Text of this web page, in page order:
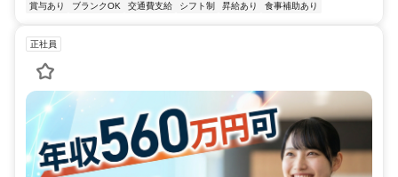
賞与あり
ブランクOK 交通費支給 シフト制 昇給あり 食事補助あり
正社員